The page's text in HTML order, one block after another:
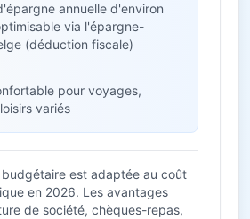
annuelle d'environ
via l'épargne-
(déduction fiscale)
pour voyages,
variés
est adaptée au coût
en 2026. Les avantages
de société, chèques-repas,